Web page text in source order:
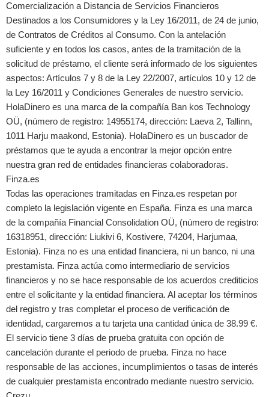
Comercialización a Distancia de Servicios Financieros
Destinados a los Consumidores y la Ley 16/2011, de 24 de junio,
de Contratos de Créditos al Consumo. Con la antelación
suficiente y en todos los casos, antes de la tramitación de la
solicitud de préstamo, el cliente será informado de los siguientes
aspectos: Artículos 7 y 8 de la Ley 22/2007, artículos 10 y 12 de
la Ley 16/2011 y Condiciones Generales de nuestro servicio.
HolaDinero es una marca de la compañía Ban kos Technology
OÜ, (número de registro: 14955174, dirección: Laeva 2, Tallinn,
1011 Harju maakond, Estonia). HolaDinero es un buscador de
préstamos que te ayuda a encontrar la mejor opción entre
nuestra gran red de entidades financieras colaboradoras.
Finza.es
Todas las operaciones tramitadas en Finza.es respetan por
completo la legislación vigente en España. Finza es una marca
de la compañía Financial Consolidation OÜ, (número de registro:
16318951, dirección: Liukivi 6, Kostivere, 74204, Harjumaa,
Estonia). Finza no es una entidad financiera, ni un banco, ni una
prestamista. Finza actúa como intermediario de servicios
financieros y no se hace responsable de los acuerdos crediticios
entre el solicitante y la entidad financiera. Al aceptar los términos
del registro y tras completar el proceso de verificación de
identidad, cargaremos a tu tarjeta una cantidad única de 38.99 €.
El servicio tiene 3 días de prueba gratuita con opción de
cancelación durante el periodo de prueba. Finza no hace
responsable de las acciones, incumplimientos o tasas de interés
de cualquier prestamista encontrado mediante nuestro servicio.